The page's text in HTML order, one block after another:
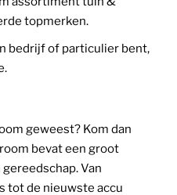
topmerken.
bedrijf of particulier bent,
geweest? Kom dan
bevat een groot
Van
tot de nieuwste accu